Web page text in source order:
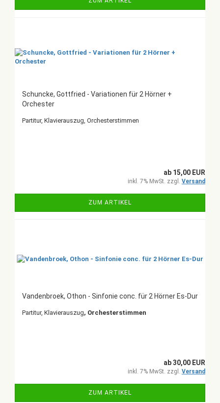
Schuncke, Gottfried - Variationen für 2 Hörner +
Orchester
Partitur, Klavierauszug, Orchesterstimmen
ab 15,00 EUR
inkl. 7% MwSt. zzgl. Versand
ZUM ARTIKEL
Vandenbroek, Othon - Sinfonie conc. für 2 Hörner Es-Dur
Partitur, Klavierauszug, Orchesterstimmen
ab 30,00 EUR
inkl. 7% MwSt. zzgl. Versand
ZUM ARTIKEL